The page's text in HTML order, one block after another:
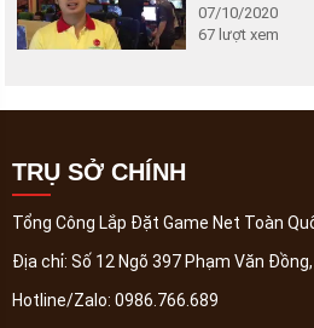
07/10/2020
67 lượt xem
TRỤ SỞ CHÍNH
Tổng Công Lắp Đặt Game Net Toàn
Địa chỉ: Số 12 Ngõ 397 Phạm Văn
Hotline/Zalo: 0986.766.689